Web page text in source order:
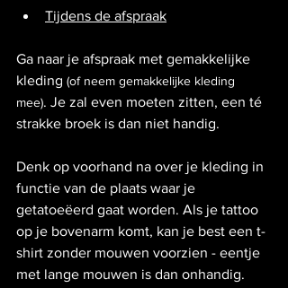
Tijdens de afspraak
Ga naar je afspraak met gemakkelijke
kleding (of neem gemakkelijke kleding
mee). Je zal even moeten zitten, een té
strakke broek is dan niet handig.
Denk op voorhand na over je kleding in
functie van de plaats waar je
getatoeëerd gaat worden. Als je tattoo
op je bovenarm komt, kan je best een t-
shirt zonder mouwen voorzien - eentje
met lange mouwen is dan onhandig.